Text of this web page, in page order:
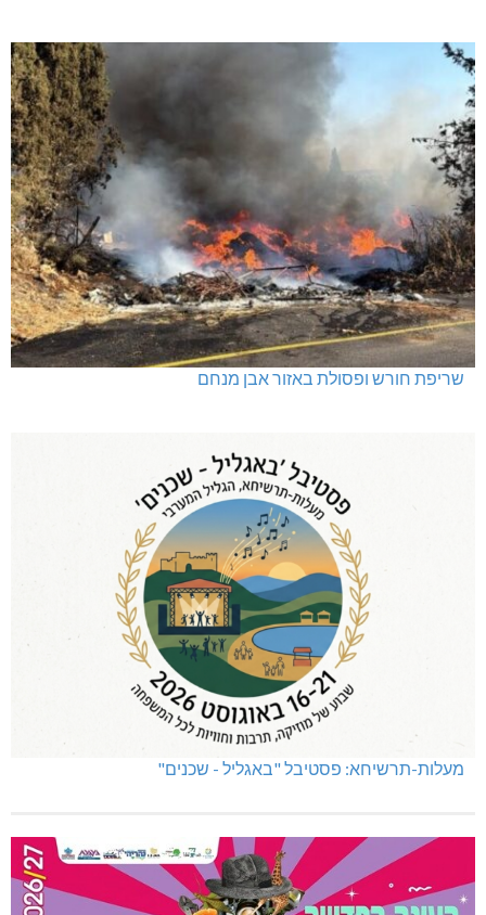
שריפת חורש ופסולת באזור אבן מנחם
מעלות-תרשיחא: פסטיבל "באגליל - שכנים"